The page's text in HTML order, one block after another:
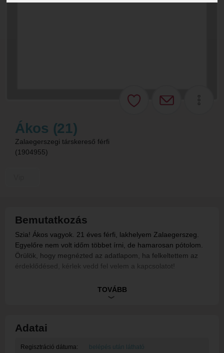
Ákos (21)
Zalaegerszegi társkereső férfi
(1904955)
Bemutatkozás
Szia! Ákos vagyok. 21 éves férfi, lakhelyem Zalaegerszeg.
Egyelőre nem volt időm többet írni, de hamarosan pótolom.
Örülök, hogy megnézted az adatlapom, ha felkeltettem az
érdeklődésed, kérlek vedd fel velem a kapcsolatot!
Ez egy rendszerüzenet, tagunk egyelőre nem töltötte ki a
TOVÁBB
Adatai
Regisztráció dátuma: belépés után látható